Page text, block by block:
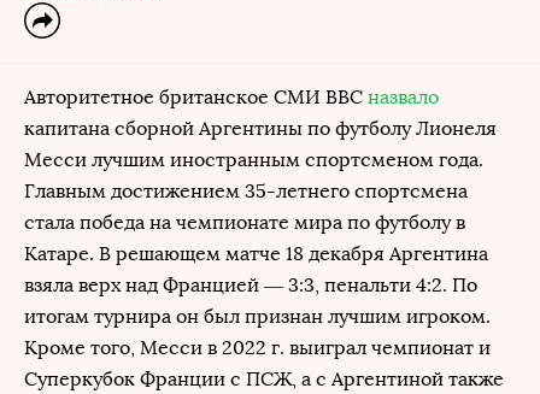
Авторитетное британское СМИ BBC назвало
капитана сборной Аргентины по футболу Лионеля
Месси лучшим иностранным спортсменом года.
Главным достижением 35-летнего спортсмена
стала победа на чемпионате мира по футболу в
Катаре. В решающем матче 18 декабря Аргентина
взяла верх над Францией — 3:3, пенальти 4:2. По
итогам турнира он был признан лучшим игроком.
Кроме того, Месси в 2022 г. выиграл чемпионат и
Суперкубок Франции с ПСЖ, а с Аргентиной также